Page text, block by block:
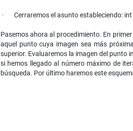
· Cerraremos el asunto estableciendo: int
Pasemos ahora al procedimiento. En
aquel punto cuya imagen sea más
superior. Evaluaremos la imagen del punto
si hemos llegado al número máximo de
búsqueda. Por último haremos este